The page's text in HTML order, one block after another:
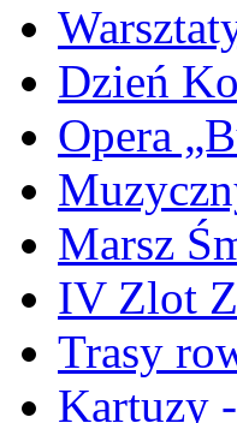
Dzień
Opera
Marsz
IV Zlot
Trasy
Kartuzy